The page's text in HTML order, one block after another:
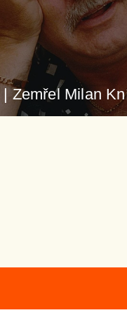
Zemřel Milan